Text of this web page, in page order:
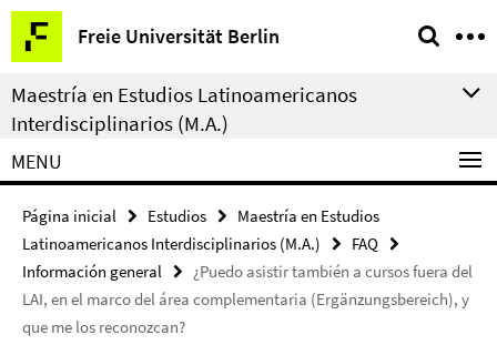
Springe
direkt
zu
Inhalt
Freie Universität Berlin
Herramientas
de
navegación
Maestría en Estudios Latinoamericanos
Interdisciplinarios (M.A.)
MENU
Página inicial Estudios
Maestría en Estudios
Latinoamericanos Interdisciplinarios (M.A.)
FAQ
Información general
¿Puedo asistir también a cursos fuera del
LAI, en el marco del área complementaria (Ergänzungsbereich), y
que me los reconozcan?